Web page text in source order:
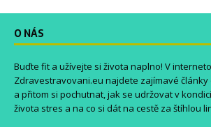
O NÁS
Buďte fit a užívejte si života naplno! V
Zdravestravovani.eu najdete zajímavé články
a přitom si pochutnat, jak se udržovat v
života stres a na co si dát na cestě za štíhlou